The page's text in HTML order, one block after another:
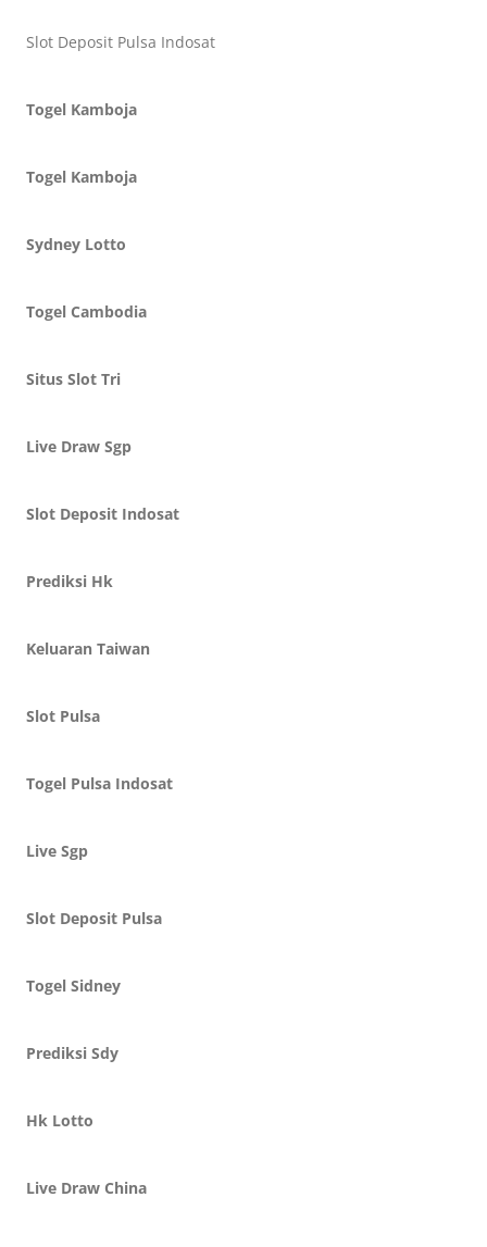
Slot Deposit Pulsa Indosat
Togel Kamboja
Togel Kamboja
Sydney Lotto
Togel Cambodia
Situs Slot Tri
Live Draw Sgp
Slot Deposit Indosat
Prediksi Hk
Keluaran Taiwan
Slot Pulsa
Togel Pulsa Indosat
Live Sgp
Slot Deposit Pulsa
Togel Sidney
Prediksi Sdy
Hk Lotto
Live Draw China